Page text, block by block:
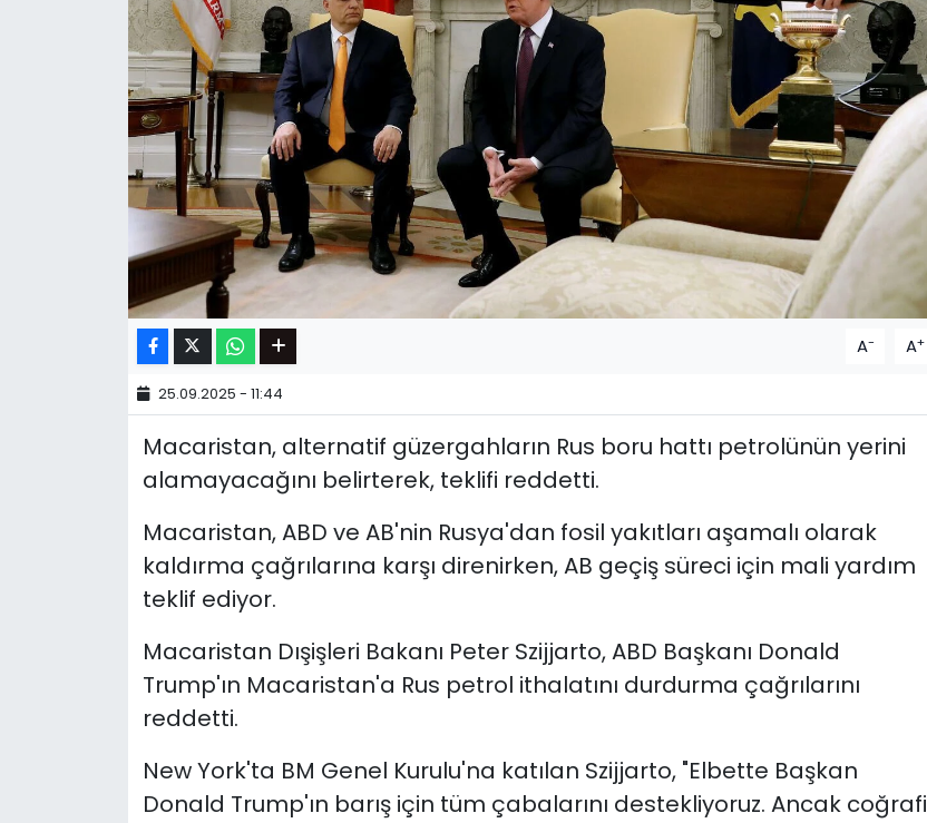
A- A+
25.09.2025 - 11:44
Macaristan, alternatif güzergahların Rus boru hattı petrolünün yerini
alamayacağını belirterek, teklifi reddetti.
Macaristan, ABD ve AB'nin Rusya'dan fosil yakıtları aşamalı olarak
kaldırma çağrılarına karşı direnirken, AB geçiş süreci için mali yardım
teklif ediyor.
Macaristan Dışişleri Bakanı Peter Szijjarto, ABD Başkanı Donald
Trump'ın Macaristan'a Rus petrol ithalatını durdurma çağrılarını
reddetti.
New York'ta BM Genel Kurulu'na katılan Szijjarto, "Elbette Başkan
Donald Trump'ın barış için tüm çabalarını destekliyoruz. Ancak coğrafi